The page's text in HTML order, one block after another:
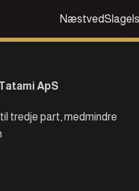
Næstved
ApS
tredje part, medmindre